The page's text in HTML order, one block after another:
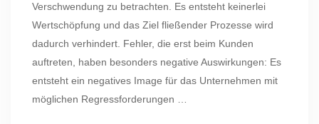
Verschwendung zu betrachten. Es entsteht keinerlei
Wertschöpfung und das Ziel fließender Prozesse wird
dadurch verhindert. Fehler, die erst beim Kunden
auftreten, haben besonders negative Auswirkungen: Es
entsteht ein negatives Image für das Unternehmen mit
möglichen Regressforderungen …